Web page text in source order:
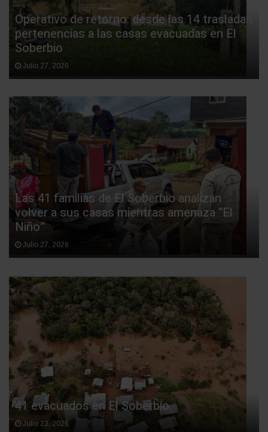
Operativo de retorno: desde las 14 trasladan
pertenencias a las casas evacuadas en El
Soberbio
Julio 27, 2026
Las 41 familias de El Soberbio analizan
volver a sus casas mientras amenaza “El
Niño”
Julio 27, 2026
41 evacuados en El Soberbio.
Julio 23, 2026